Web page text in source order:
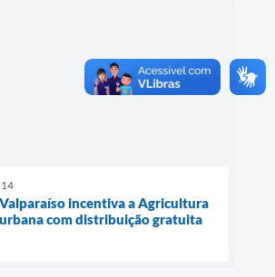
incentiva a Agricultura
com distribuição gratuita